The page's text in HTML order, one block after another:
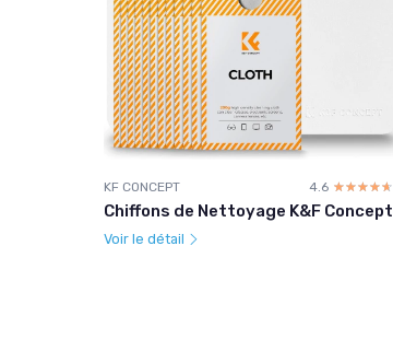
KF CONCEPT 4.6 ☆☆☆☆☆
★★★★★
Chiffons de Nettoyage K&F Concept
Voir le détail